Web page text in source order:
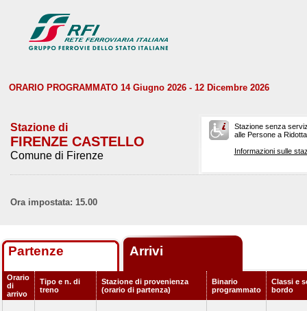
ORARIO PROGRAMMATO 14 Giugno 2026 - 12 Dicembre 2026
Stazione di
FIRENZE CASTELLO
Comune di Firenze
Stazione senza
alle Persone a
Informazioni sulle
Ora impostata: 15.00
Partenze Arrivi
Orario
di
arrivo
Tipo e n. di
treno
Stazione di provenienza
(orario di partenza)
Binario
programmato
Classi e
bordo